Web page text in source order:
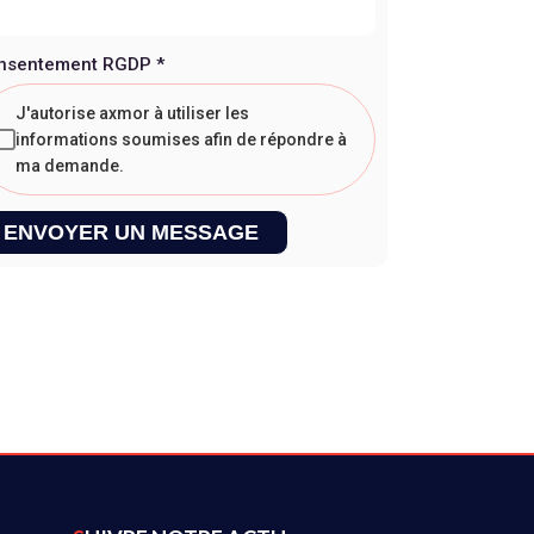
RGDP*
J'autorise axmor à utiliser les
informations soumises afin de répondre à
ma demande.
ENVOYER UN MESSAGE